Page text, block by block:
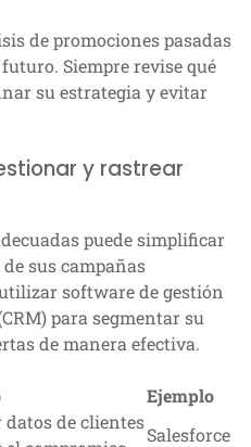
de promociones pasadas
Siempre revise qué
su estrategia y evitar
y rastrear
puede simplificar
sus campañas
software de gestión
para segmentar su
de manera efectiva.
Ejemplo
datos de clientes
Salesforce